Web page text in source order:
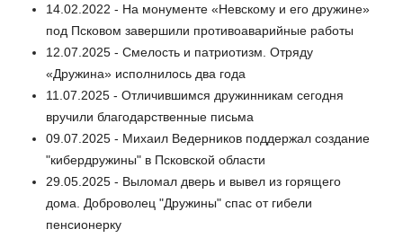
14.02.2022 - На монументе «Невскому и его дружине»
под Псковом завершили противоаварийные работы
12.07.2025 - Смелость и патриотизм. Отряду
«Дружина» исполнилось два года
11.07.2025 - Отличившимся дружинникам сегодня
вручили благодарственные письма
09.07.2025 - Михаил Ведерников поддержал создание
"кибердружины" в Псковской области
29.05.2025 - Выломал дверь и вывел из горящего
дома. Доброволец "Дружины" спас от гибели
пенсионерку